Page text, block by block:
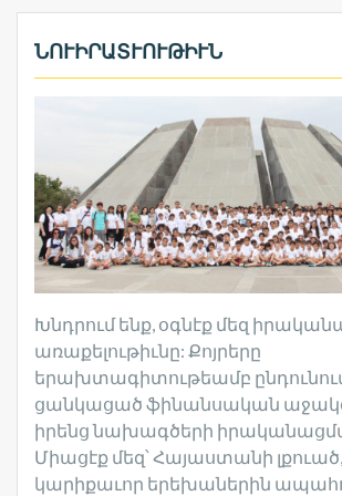
ՆՈՒԻՐԱՏՒՈՒԹԻՒՆ
Խնդրում ենք, օգնէք մեզ
առաքելութիւնը: Քոյրերը
երախտագիտութեամբ
ցանկացած ֆինանսական
իրենց նախագծերի
Միացէք մեզ՝ Հայաստանի լքուած,
կարիքաւոր երեխաներին